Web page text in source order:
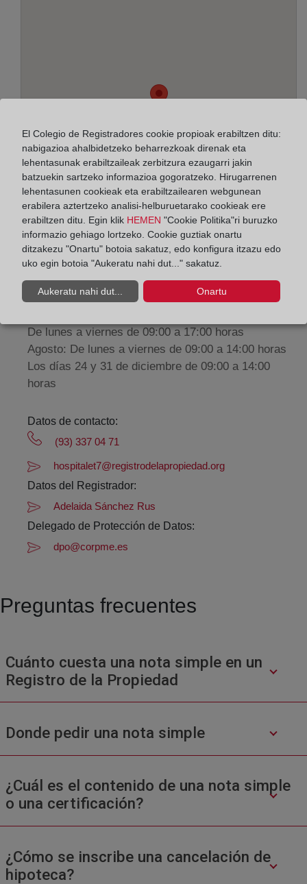
Helbidea:
Horario:
De lunes a viernes de 09:00 a 17:00 horas
Agosto: De lunes a viernes de 09:00 a 14:00 horas
Los días 24 y 31 de diciembre de 09:00 a 14:00
horas
Datos de contacto:
(93) 337 04 71
hospitalet7@registrodelapropiedad.org
Datos del Registrador:
Adelaida Sánchez Rus
Delegado de Protección de Datos:
dpo@corpme.es
Preguntas frecuentes
Cuánto cuesta una nota simple en un
Registro de la Propiedad
Donde pedir una nota simple
¿Cuál es el contenido de una nota simple
o una certificación?
¿Cómo se inscribe una cancelación de
hipoteca?
El Colegio de Registradores cookie propioak erabiltzen ditu:
nabigazioa ahalbidetzeko beharrezkoak direnak eta
lehentasunak erabiltzaileak zerbitzura ezaugarri jakin
batzuekin sartzeko informazioa gogoratzeko. Hirugarrenen
lehentasunen cookieak eta erabiltzailearen webgunean
erabilera aztertzeko analisi-helburuetarako cookieak ere
erabiltzen ditu. Egin klik HEMEN "Cookie Politika"ri buruzko
informazio gehiago lortzeko. Cookie guztiak onartu
ditzakezu "Onartu" botoia sakatuz, edo konfigura itzazu edo
uko egin botoia "Aukeratu nahi dut..." sakatuz.
Aukeratu nahi dut... Onartu